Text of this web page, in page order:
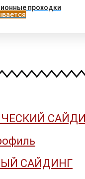
проходки
САЙДИНГ